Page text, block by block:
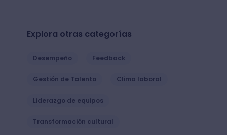
Explora otras categorías
Desempeño Feedback
Gestión de Talento Clima laboral
Liderazgo de equipos
Transformación cultural